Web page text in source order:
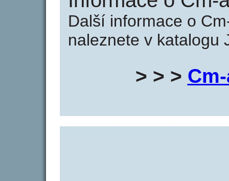
Další informace o
naleznete v katalogu
> > >